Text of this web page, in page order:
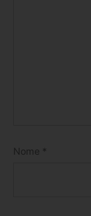
Nome *